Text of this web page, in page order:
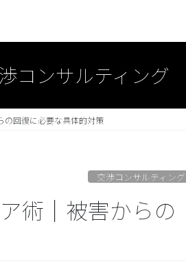
コンサルティング
の回復に必要な具体的対策
交渉コンサルティング
術｜被害からの